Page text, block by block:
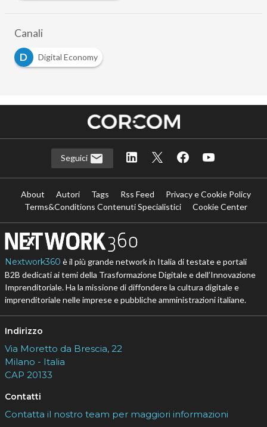
Canali
D
Digital Economy
Seguici
About Autori Tags Rss Feed
Privacy e Cookie Policy
Terms&Conditions Contenuti Specialistici
Cookie Center
Nextwork360 è il più grande network in Italia di testate e portali
B2B dedicati ai temi della Trasformazione Digitale e dell’Innovazione
Imprenditoriale. Ha la missione di diffondere la cultura digitale e
imprenditoriale nelle imprese e pubbliche amministrazioni italiane.
Indirizzo
Via Moretto da Brescia, 22
Milano - Italia
CAP 20133
Contatti
Contatta il nostro team per maggiori informazioni